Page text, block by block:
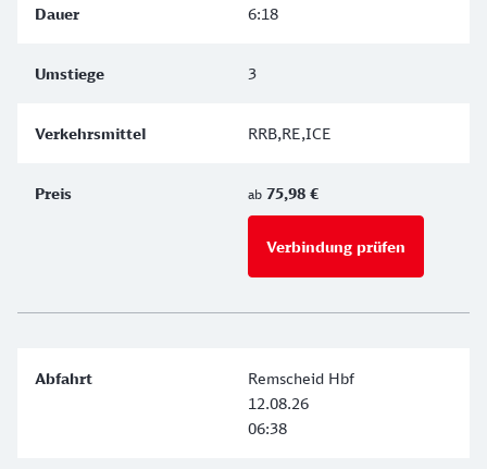
6:18
3
RRB,RE,ICE
ab 75,98 €
Verbindung prüfen
Remscheid Hbf
12.08.26
06:38